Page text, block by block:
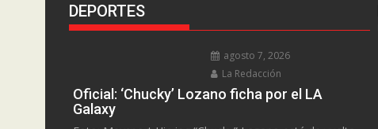
DEPORTES
agosto 7, 2026
La Redacción
Oficial: ‘Chucky’ Lozano ficha por el LA
Galaxy